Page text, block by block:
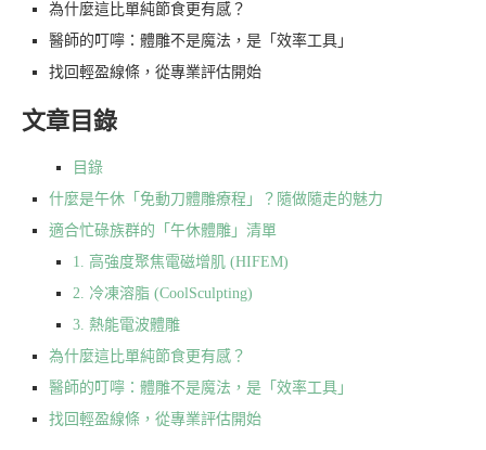
為什麼這比單純節食更有感？
醫師的叮嚀：體雕不是魔法，是「效率工具」
找回輕盈線條，從專業評估開始
文章目錄
目錄
什麼是午休「免動刀體雕療程」？隨做隨走的魅力
適合忙碌族群的「午休體雕」清單
1. 高強度聚焦電磁增肌 (HIFEM)
2. 冷凍溶脂 (CoolSculpting)
3. 熱能電波體雕
為什麼這比單純節食更有感？
醫師的叮嚀：體雕不是魔法，是「效率工具」
找回輕盈線條，從專業評估開始